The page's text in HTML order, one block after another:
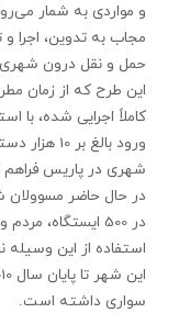
و مواردی به شمار
مجاب به تدوین، اجرا
حمل و نقل درون
کاملاً اجرایی شده، با
ورود بالغ
شهری در پاریس
در 500 ایستگاه،
استفاده از این
سواری داشته است.